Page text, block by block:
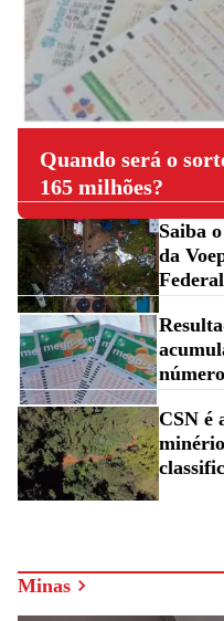
Quando será o
165 milhões?
Saiba
da
Federal
CSN é
Minas